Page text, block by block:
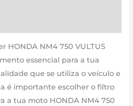
HONDA NM4 750 VULTUS
essencial para a tua
que se utiliza o veículo e
é importante escolher o filtro
a tua moto HONDA NM4 750